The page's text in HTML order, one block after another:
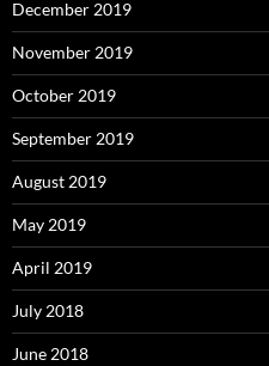
December 2019
November 2019
October 2019
September 2019
August 2019
May 2019
April 2019
July 2018
June 2018